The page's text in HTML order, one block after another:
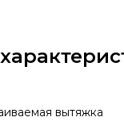
вытяжка